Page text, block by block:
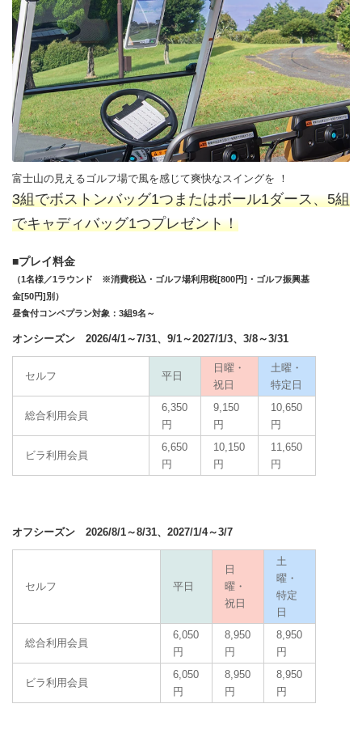
富士山の見えるゴルフ場で風を感じて爽快なスイングを ！
3組でボストンバッグ1つまたはボール1ダース、5組
でキャディバッグ1つプレゼント！
■プレイ料金
（1名様／1ラウンド ※消費税込・ゴルフ場利用税[800円]・ゴルフ振興基
金[50円]別）
昼食付コンペプラン対象：3組9名～
オンシーズン 2026/4/1～7/31、9/1～2027/1/3、3/8～3/31
セルフ 平日
日曜・
祝日
土曜・
特定日
総合利用会員
6,350
円
9,150
円
10,650
円
ビラ利用会員
6,650
円
10,150
円
11,650
円
オフシーズン 2026/8/1～8/31、2027/1/4～3/7
セルフ 平日
日
曜・
祝日
土
曜・
特定
日
総合利用会員
6,050
円
8,950
円
8,950
円
ビラ利用会員
6,050
円
8,950
円
8,950
円